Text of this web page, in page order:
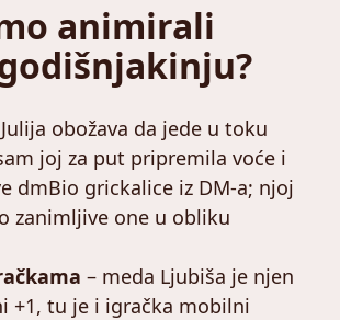
animirali
obožava da jede u toku
joj za put pripremila voće i
dmBio grickalice iz DM-a; njoj
zanimljive one u obliku
– meda Ljubiša je njen
+1, tu je i igračka mobilni